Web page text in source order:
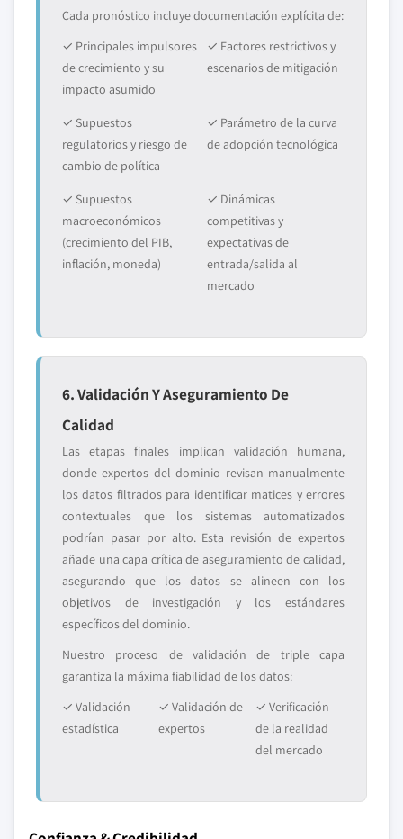
Cada pronóstico incluye documentación explícita de:
✓ Principales impulsores
de crecimiento y su
impacto asumido
✓ Factores restrictivos y
escenarios de mitigación
✓ Supuestos
regulatorios y riesgo de
cambio de política
✓ Parámetro de la curva
de adopción tecnológica
✓ Supuestos
macroeconómicos
(crecimiento del PIB,
inflación, moneda)
✓ Dinámicas
competitivas y
expectativas de
entrada/salida al
mercado
6. Validación Y Aseguramiento De
Calidad
Las etapas finales implican validación humana,
donde expertos del dominio revisan manualmente
los datos filtrados para identificar matices y errores
contextuales que los sistemas automatizados
podrían pasar por alto. Esta revisión de expertos
añade una capa crítica de aseguramiento de calidad,
asegurando que los datos se alineen con los
objetivos de investigación y los estándares
específicos del dominio.
Nuestro proceso de validación de triple capa
garantiza la máxima fiabilidad de los datos:
✓ Validación
estadística
✓ Validación de
expertos
✓ Verificación
de la realidad
del mercado